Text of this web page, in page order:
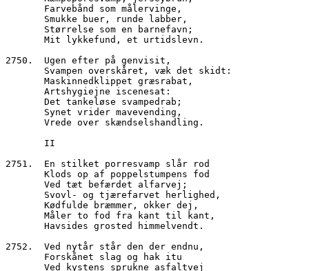
       Farvebånd som målervinge,
       Smukke buer, runde labber,
       Størrelse som en barnefavn;
       Mit lykkefund, et urtidslevn.
2750.  Ugen efter på genvisit,
       Svampen overskåret, væk det skidt:
       Maskinnedklippet græsrabat,
       Artshygiejne iscenesat:
       Det tankeløse svampedrab;
       Synet vrider mavevending,
       Vrede over skændselshandling.
       II
2751.  En stilket porresvamp slår rod
       Klods op af poppelstumpens fod
       Ved tæt befærdet alfarvej;
       Svovl- og tjærefarvet herlighed,
       Kødfulde bræmmer, okker dej,
       Måler to fod fra kant til kant,
       Havsides grosted himmelvendt.
2752.  Ved nytår står den der endnu,
       Forskånet slag og hak itu
       Ved kystens sprukne asfaltvej